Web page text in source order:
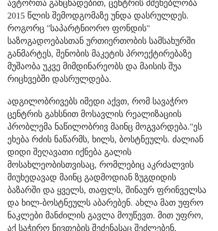
ავტორთა განცხადებით, ცენტრის მშენებლობა
2015 წლის შემოდგომაზე უნდა დასრულდეს.
როგორც "საპარტნიორო ფონდის"
საზოგადოებასთან ურთიერთობის სამსახურში
განმარტეს, შენობის მაკეტის პროექტირებაზე
მუშაობა უკვე მიმდინარეობს და მაისის შუა
რიცხვებში დასრულდება.
ადგილობრივებს იმედი აქვთ, რომ სავაჭრო
ცენტრის გახსნით მოსავლის რეალიზაციის
პრობლემა ნაწილობრივ მაინც მოგვარდება."ეს
ეხება რძის ნაწარმს, ხილს, ბოსტნეულს. ძალიან
დიდი შეღავათი იქნება გალის
მოსახლეობისთვისაც, რომლებიც აკრძალვის
მიუხედავად მაინც გადმოდიან ზუგდიდის
ბაზარში და ყველს, თაფლს, შინაურ ფრინველსა
და ხილ-ბოსტნეულს აბარებენ. ახლა მათ უფრო
ნაკლები მანძილის გავლა მოუწევთ. მით უფრო,
აქ საჭირო ნივთების შეძენასაც შეძლებენ.